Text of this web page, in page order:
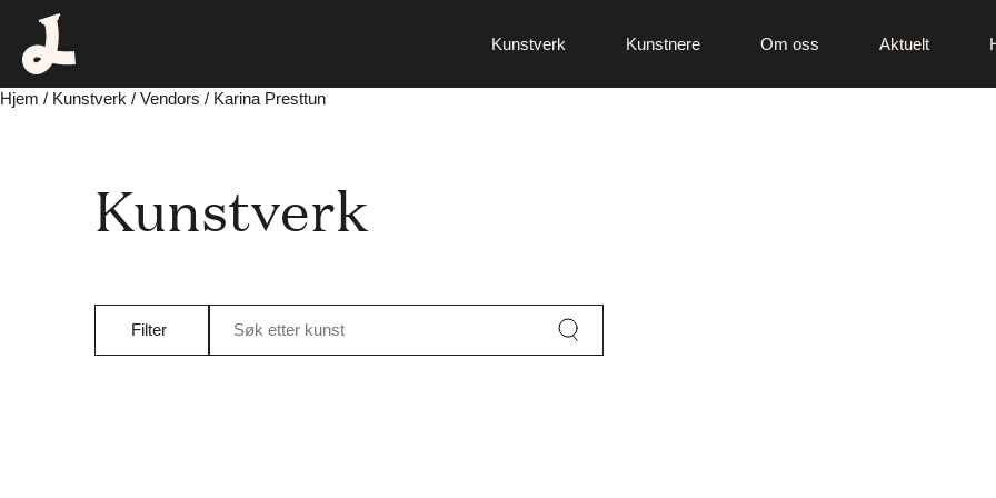
Kunstverk Kunstnere Om oss Aktuelt
Hjem / Kunstverk / Vendors / Karina Presttun
Kunstverk
Filter Søk etter kunst